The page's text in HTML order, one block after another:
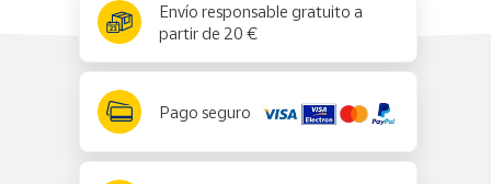
Envío responsable gratuito a
partir de 20 €
Pago seguro